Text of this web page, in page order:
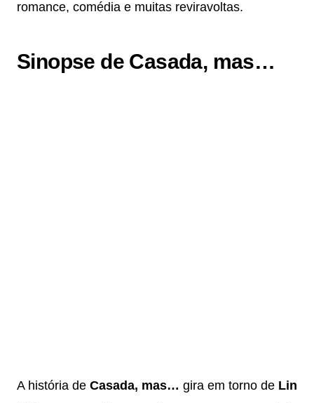
romance, comédia e muitas reviravoltas.
Sinopse de Casada, mas…
A história de Casada, mas… gira em torno de Lin